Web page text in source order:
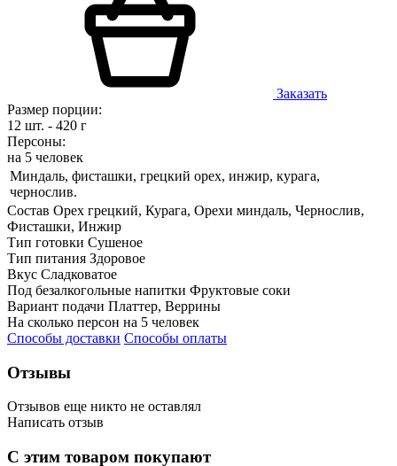
Заказать
Размер порции:
12 шт. - 420 г
Персоны:
на 5 человек
Миндаль, фисташки, грецкий орех, инжир, курага,
чернослив.
Состав Орех грецкий, Курага, Орехи миндаль, Чернослив,
Фисташки, Инжир
Тип готовки Сушеное
Тип питания Здоровое
Вкус Сладковатое
Под безалкогольные напитки Фруктовые соки
Вариант подачи Платтер, Веррины
На сколько персон на 5 человек
Способы доставки Способы оплаты
Отзывы
Отзывов еще никто не оставлял
Написать отзыв
С этим товаром покупают